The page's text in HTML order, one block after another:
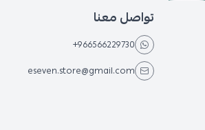
تواصل معنا
+966566229730
eseven.store@gmail.com